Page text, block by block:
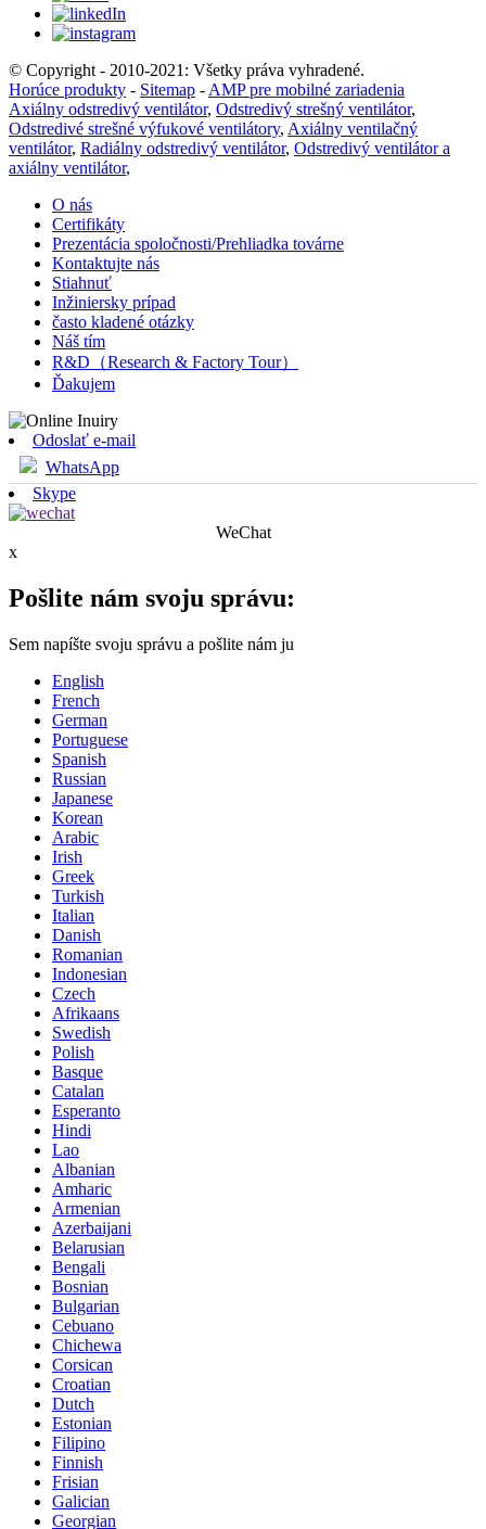
© Copyright - 2010-2021: Všetky práva vyhradené.
Horúce produkty - Sitemap - AMP pre mobilné zariadenia
Axiálny odstredivý ventilátor, Odstredivý strešný ventilátor,
Odstredivé strešné výfukové ventilátory, Axiálny ventilačný
ventilátor, Radiálny odstredivý ventilátor, Odstredivý ventilátor a
axiálny ventilátor,
O nás
Certifikáty
Prezentácia spoločnosti/Prehliadka továrne
Kontaktujte nás
Stiahnuť
Inžiniersky prípad
často kladené otázky
Náš tím
R&D（Research & Factory Tour）
Ďakujem
Odoslať e-mail
WhatsApp
Skype
WeChat
x
Pošlite nám svoju správu:
Sem napíšte svoju správu a pošlite nám ju
English
French
German
Portuguese
Spanish
Russian
Japanese
Korean
Arabic
Irish
Greek
Turkish
Italian
Danish
Romanian
Indonesian
Czech
Afrikaans
Swedish
Polish
Basque
Catalan
Esperanto
Hindi
Lao
Albanian
Amharic
Armenian
Azerbaijani
Belarusian
Bengali
Bosnian
Bulgarian
Cebuano
Chichewa
Corsican
Croatian
Dutch
Estonian
Filipino
Finnish
Frisian
Galician
Georgian